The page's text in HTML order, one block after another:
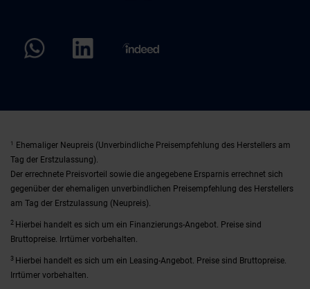
1
Ehemaliger Neupreis (Unverbindliche Preisempfehlung des Herstellers am
Tag der Erstzulassung).
Der errechnete Preisvorteil sowie die angegebene Ersparnis errechnet sich
gegenüber der ehemaligen unverbindlichen Preisempfehlung des Herstellers
am Tag der Erstzulassung (Neupreis).
2 Hierbei handelt es sich um ein Finanzierungs-Angebot. Preise sind
Bruttopreise. Irrtümer vorbehalten.
3 Hierbei handelt es sich um ein Leasing-Angebot. Preise sind Bruttopreise.
Irrtümer vorbehalten.